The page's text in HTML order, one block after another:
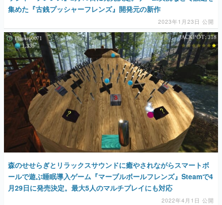
集めた『古銭プッシャーフレンズ』開発元の新作
2023年1月23日 公開
森のせせらぎとリラックスサウンドに癒やされながらスマートボ
ールで遊ぶ睡眠導入ゲーム『マーブルボールフレンズ』Steamで4
月29日に発売決定。最大5人のマルチプレイにも対応
2022年4月1日 公開